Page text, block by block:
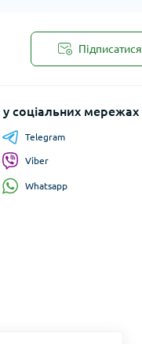
Підписатися
соціальних мережах
Telegram
Viber
Whatsapp